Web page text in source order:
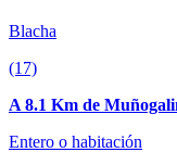
Blacha
(17)
A 8.1 Km de
Entero o habitación